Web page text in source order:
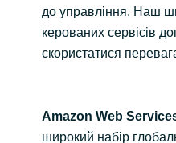
Sri
до управління. Наш
керованих сервісів
скористатися
Amazon Web
широкий набір